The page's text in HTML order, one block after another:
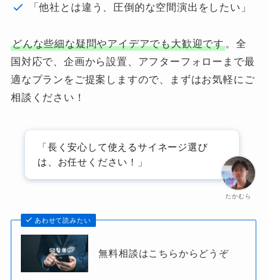
「他社とは違う、圧倒的な空間演出をしたい」
どんな些細な疑問やアイデアでも大歓迎です。全
国対応で、企画から設置、アフターフォローまで最
適なプランをご提案しますので、まずはお気軽にご
相談ください！
たかむら
「長く安心して使えるサイネージ選び
は、お任せください！」
あわせて読みたい
無料相談はこちらからどうぞ